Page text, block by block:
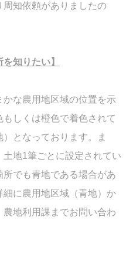
知依頼がありましたの
知りたい】
な農用地区域の位置を示
しくは橙色で着色されて
となっております。ま
地1筆ごとに設定されてい
でも青地である場合があ
細に農用地区域（青地）か
地利用課までお問い合わ